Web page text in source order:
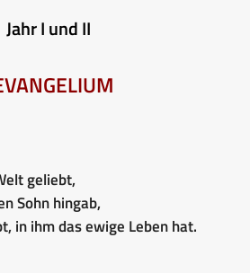
Jahr I und II
geliebt,
Sohn hingab,
in ihm das ewige Leben hat.